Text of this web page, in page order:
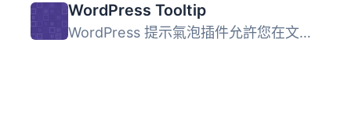
WordPress Tooltip
WordPress 提示氣泡插件允許您在文章和頁面上添加純文本和鏈...